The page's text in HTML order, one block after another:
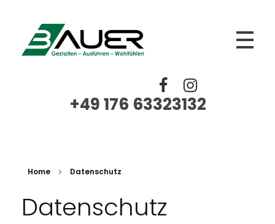
+49 176 63323132‬
Home Datenschutz
Datenschutz